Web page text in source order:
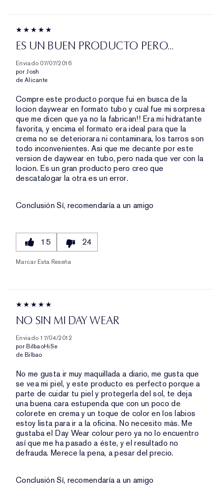
ES UN BUEN PRODUCTO PERO...
Enviado 07/07/2016
por Josh
de Alicante
Compre este producto porque fui en busca de la
locion daywear en formato tubo y cual fue mi sorpresa
que me dicen que ya no la fabrican!! Era mi hidratante
favorita, y encima el formato era ideal para que la
crema no se deteriorara ni contaminara, los tarros son
todo inconvenientes. Asi que me decante por este
version de daywear en tubo, pero nada que ver con la
locion. Es un gran producto pero creo que
descatalogar la otra es un error.
ConclusiónSí, recomendaría a un amigo
15 24
Marcar Esta Reseña
NO SIN MI DAY WEAR
Enviado 17/04/2012
por BilbaoHiSe
de Bilbao
No me gusta ir muy maquillada a diario, me gusta que
se vea mi piel, y este producto es perfecto porque a
parte de cuidar tu piel y protegerla del sol, te deja
una buena cara estupenda que con un poco de
colorete en crema y un toque de color en los labios
estoy lista para ir a la oficina. No necesito más. Me
gustaba el Day Wear colour pero ya no lo encuentro
así que me ha pasado a éste, y el resultado no
defrauda. Merece la pena, a pesar del precio.
ConclusiónSí, recomendaría a un amigo